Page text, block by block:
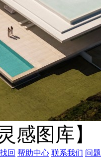
感图库】
回 帮助中心 联系我们 问